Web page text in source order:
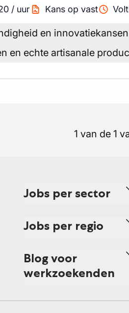
/ uur Kans op vast
en innovatiekansen
en echte artisanale
1 van de 1
Jobs per sector
Jobs per regio
Blog voor
werkzoekenden